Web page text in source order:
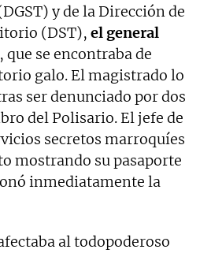
y de la Dirección de
(DST), el general
, que se encontraba de
galo. El magistrado lo
ser denunciado por dos
del Polisario. El jefe de
secretos marroquíes
mostrando su pasaporte
inmediatamente la
al todopoderoso